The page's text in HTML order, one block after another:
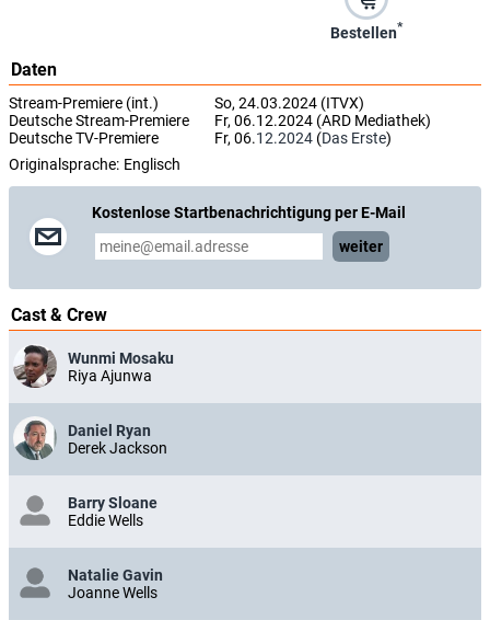
Bestellen*
Daten
Stream-Premiere (int.)
So, 24.03.2024 (ITVX)
Deutsche Stream-Premiere
Fr, 06.12.2024 (ARD Mediathek)
Deutsche TV-Premiere
Fr, 06.12.2024 (Das Erste)
Originalsprache: Englisch
Kostenlose Startbenachrichtigung per E-Mail
weiter
Cast & Crew
Wunmi Mosaku
Riya Ajunwa
Daniel Ryan
Derek Jackson
Barry Sloane
Eddie Wells
Natalie Gavin
Joanne Wells